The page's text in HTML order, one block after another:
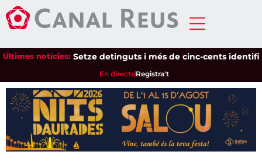
Últimes notícies:Setze detinguts i més de cinc-cents
En directeRegistra't